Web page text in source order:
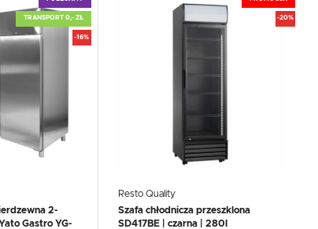
TRANSPORT 0,- ZŁ
-16%
2-
Gastro YG-
-20%
Resto Quality
Szafa chłodnicza przeszklona
SD417BE | czarna | 280l